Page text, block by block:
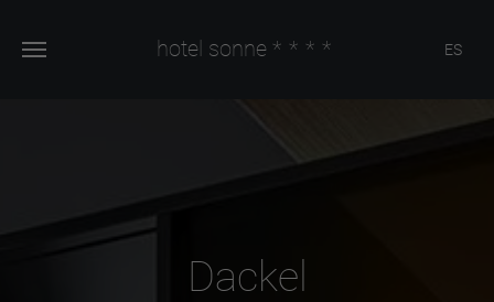
hotel sonne **** ES
Dackel